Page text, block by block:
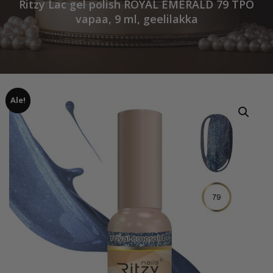
Ritzy Lac gel polish ROYAL EMERALD 79 TPO
vapaa, 9 ml, geelilakka
Ale!